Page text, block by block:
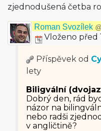
zjednodušená četba
Roman Svozílek
Vloženo před
Příspěvek od
lety
Biligvální
Dobrý den, rád
názor na
nebo radši
v angličtině?